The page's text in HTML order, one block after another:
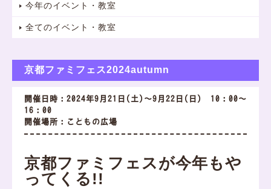
今年のイベント・教室
全てのイベント・教室
京都ファミフェス2024autumn
開催日時：2024年9月21日(土)～9月22日(日) 10：00～
16：00
開催場所：こどもの広場
京都ファミフェスが今年もや
ってくる!!